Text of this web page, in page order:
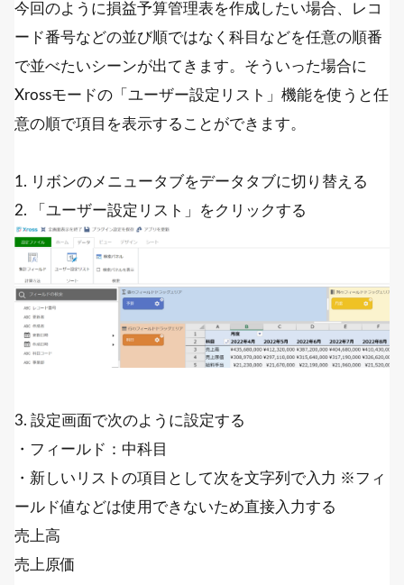
今回のように損益予算管理表を作成したい場合、レコ
ード番号などの並び順ではなく科目などを任意の順番
で並べたいシーンが出てきます。そういった場合に
Xrossモードの「ユーザー設定リスト」機能を使うと任
意の順で項目を表示することができます。
1. リボンのメニュータブをデータタブに切り替える
2. 「ユーザー設定リスト」をクリックする
3. 設定画面で次のように設定する
・フィールド：中科目
・新しいリストの項目として次を文字列で入力 ※フィ
ールド値などは使用できないため直接入力する
売上高
売上原価